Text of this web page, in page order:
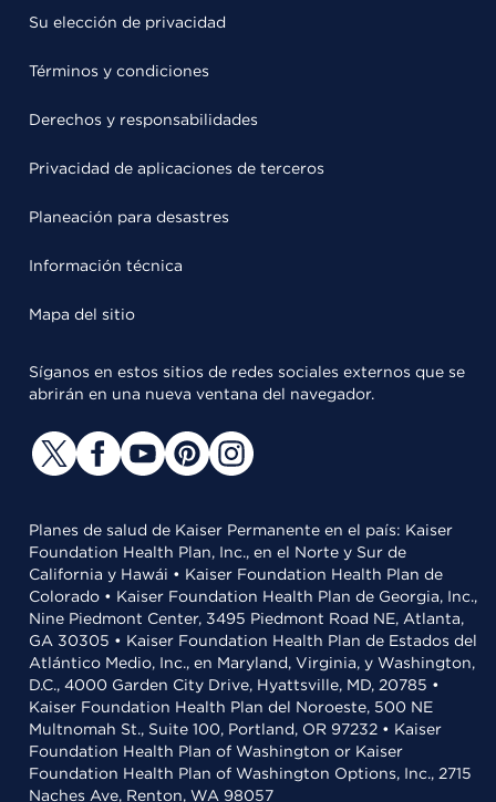
Su elección de privacidad
Términos y condiciones
Derechos y responsabilidades
Privacidad de aplicaciones de terceros
Planeación para desastres
Información técnica
Mapa del sitio
Síganos en estos sitios de redes sociales externos que se
abrirán en una nueva ventana del navegador.
Planes de salud de Kaiser Permanente en el país: Kaiser
Foundation Health Plan, Inc., en el Norte y Sur de
California y Hawái • Kaiser Foundation Health Plan de
Colorado • Kaiser Foundation Health Plan de Georgia, Inc.,
Nine Piedmont Center, 3495 Piedmont Road NE, Atlanta,
GA 30305 • Kaiser Foundation Health Plan de Estados del
Atlántico Medio, Inc., en Maryland, Virginia, y Washington,
D.C., 4000 Garden City Drive, Hyattsville, MD, 20785 •
Kaiser Foundation Health Plan del Noroeste, 500 NE
Multnomah St., Suite 100, Portland, OR 97232 • Kaiser
Foundation Health Plan of Washington or Kaiser
Foundation Health Plan of Washington Options, Inc., 2715
Naches Ave, Renton, WA 98057